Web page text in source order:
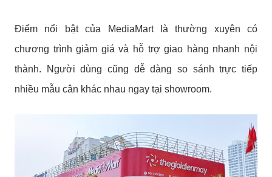
Điểm nổi bật của MediaMart là thường xuyên có
chương trình giảm giá và hỗ trợ giao hàng nhanh nội
thành. Người dùng cũng dễ dàng so sánh trực tiếp
nhiều mẫu cân khác nhau ngay tại showroom.